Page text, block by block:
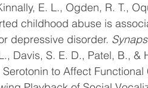
E. L., Ogden, R. T.,
childhood abuse is
depressive disorder.
Davis, S. E. D., Patel, B.,
to Affect